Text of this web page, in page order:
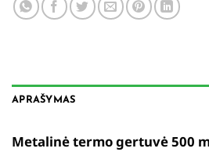
APRAŠYMAS
Metalinė termo gertuvė 500